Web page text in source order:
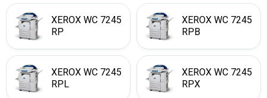
XEROX WC 7245
RP
XEROX WC 7245
RPB
XEROX WC 7245
RPL
XEROX WC 7245
RPX